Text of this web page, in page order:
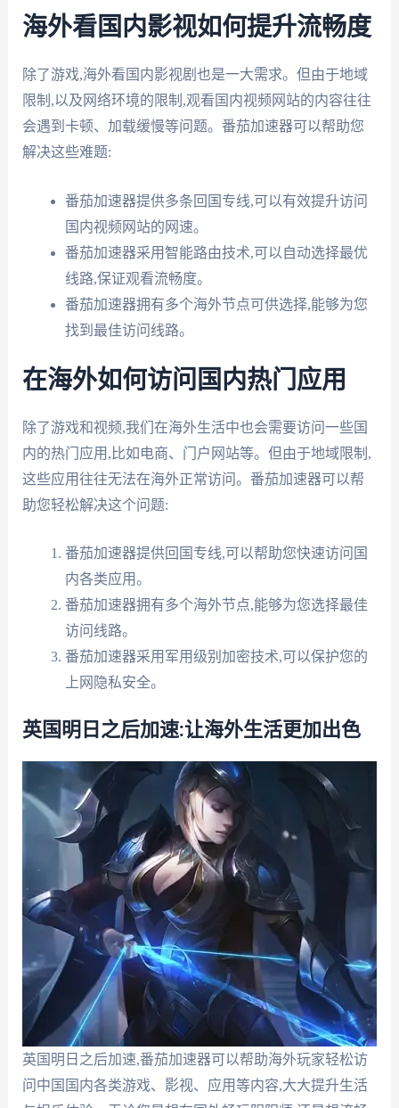
海外看国内影视如何提升流畅度
除了游戏,海外看国内影视剧也是一大需求。但由于地域
限制,以及网络环境的限制,观看国内视频网站的内容往往
会遇到卡顿、加载缓慢等问题。番茄加速器可以帮助您
解决这些难题:
番茄加速器提供多条回国专线,可以有效提升访问
国内视频网站的网速。
番茄加速器采用智能路由技术,可以自动选择最优
线路,保证观看流畅度。
番茄加速器拥有多个海外节点可供选择,能够为您
找到最佳访问线路。
在海外如何访问国内热门应用
除了游戏和视频,我们在海外生活中也会需要访问一些国
内的热门应用,比如电商、门户网站等。但由于地域限制,
这些应用往往无法在海外正常访问。番茄加速器可以帮
助您轻松解决这个问题:
番茄加速器提供回国专线,可以帮助您快速访问国
内各类应用。
番茄加速器拥有多个海外节点,能够为您选择最佳
访问线路。
番茄加速器采用军用级别加密技术,可以保护您的
上网隐私安全。
英国明日之后加速:让海外生活更加出色
英国明日之后加速,番茄加速器可以帮助海外玩家轻松访
问中国国内各类游戏、影视、应用等内容,大大提升生活